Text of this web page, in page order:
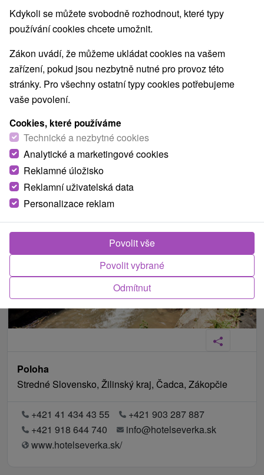
O ZAŘÍZENÍ VYBAVENÍ
Poloha
Stredné Slovensko, Žilinský kraj, Čadca, Zákopčie
+421 41 434 43 55
+421 903 287 887
+421 918 644 740
info@hotelseverka.sk
www.hotelseverka.sk/
Kdykoli se můžete svobodně rozhodnout, které typy
používání cookies chcete umožnit.
Zákon uvádí, že můžeme ukládat cookies na vašem
zařízení, pokud jsou nezbytně nutné pro provoz této
stránky. Pro všechny ostatní typy cookies potřebujeme
vaše povolení.
Cookies, které používáme
Technické a nezbytné cookies
Analytické a marketingové cookies
Reklamné úložisko
Reklamní uživatelská data
Personalizace reklam
Odmítnut
Povolit vybrané
Povolit vše